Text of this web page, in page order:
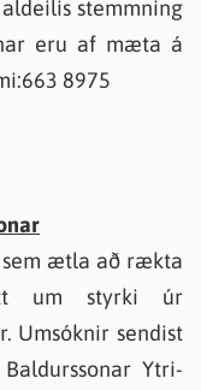
stemmning
eru af mæta á
8975
sem ætla að rækta
um styrki úr
Umsóknir sendist
Ytri-